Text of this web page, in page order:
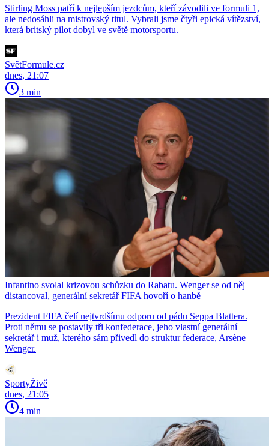
Stirling Moss patří k nejlepším jezdcům, kteří závodili ve formuli 1,
ale nedosáhli na mistrovský titul. Vybrali jsme čtyři epická vítězství,
která britský pilot dobyl ve světě motorsportu.
SvětFormule.cz
dnes, 21:07
3 min
Infantino svolal krizovou schůzku do Rabatu. Wenger se od něj
distancoval, generální sekretář FIFA hovoří o hanbě
Prezident FIFA čelí nejtvrdšímu odporu od pádu Seppa Blattera.
Proti němu se postavily tři konfederace, jeho vlastní generální
sekretář i muž, kterého sám přivedl do struktur federace, Arsène
Wenger.
SportyŽivě
dnes, 21:05
4 min